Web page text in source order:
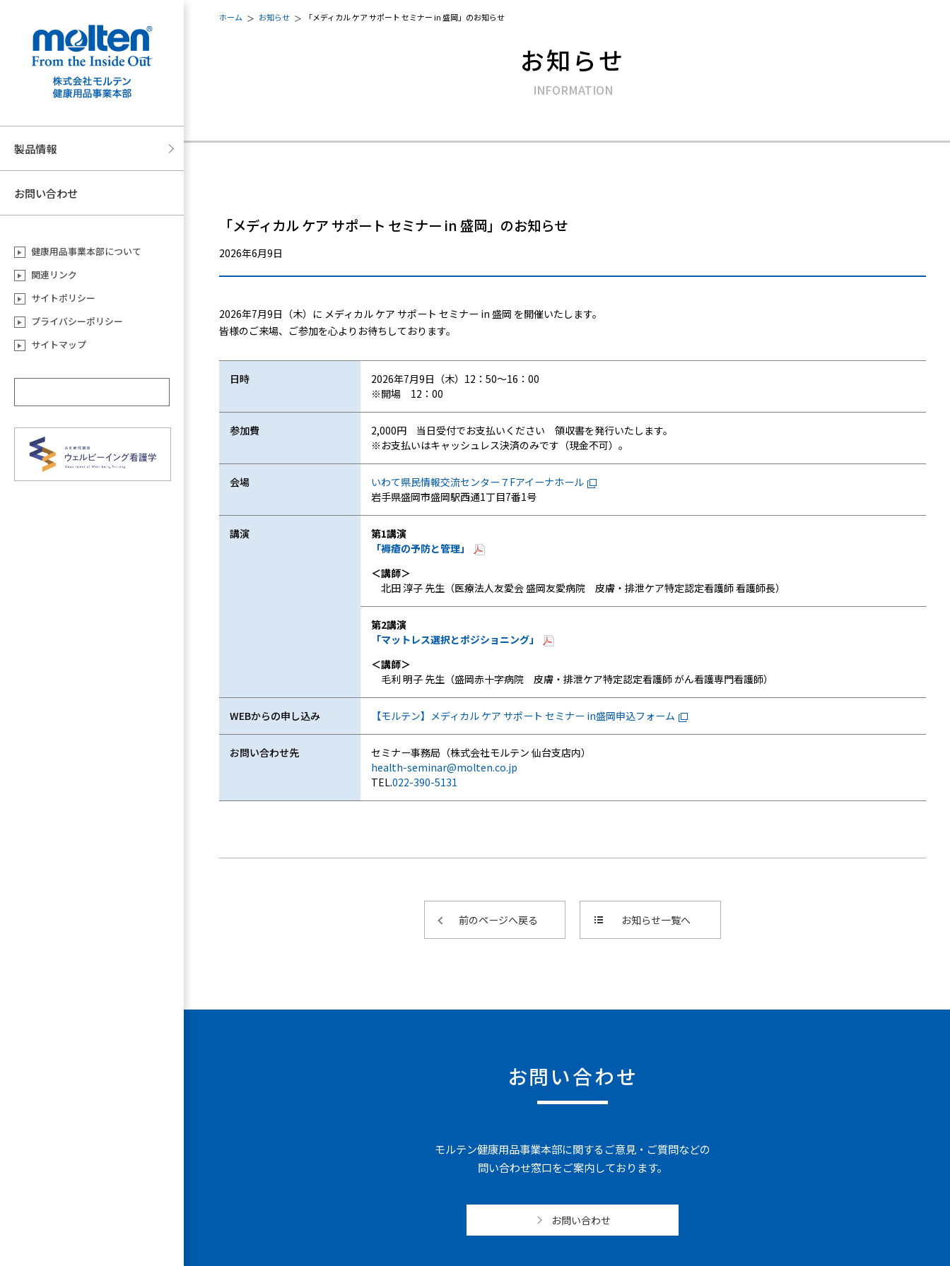
製品情報
お問い合わせ
健康用品事業本部について
関連リンク
サイトポリシー
プライバシーポリシー
サイトマップ
ホーム お知らせ 「メディカル ケア サポート セミナー in 盛岡」のお知らせ
お知らせ
「メディカル ケア サポート セミナー in 盛岡」のお知らせ
2026年6月9日
2026年7月9日（木）に メディカル ケア サポート セミナー in 盛岡 を開催いたします。
皆様のご来場、ご参加を心よりお待ちしております。
日時
2026年7月9日（木）12：50～16：00
※開場 12：00
参加費
2,000円 当日受付でお支払いください 領収書を発行いたします。
※お支払いはキャッシュレス決済のみです（現金不可）。
会場
いわて県民情報交流センター７Fアイーナホール
岩手県盛岡市盛岡駅西通1丁目7番1号
講演
第1講演
「褥瘡の予防と管理」
＜講師＞
北田 淳子 先生（医療法人友愛会 盛岡友愛病院 皮膚・排泄ケア特定認定看護師 看護師長）
第2講演
「マットレス選択とポジショニング」
＜講師＞
毛利 明子 先生（盛岡赤十字病院 皮膚・排泄ケア特定認定看護師 がん看護専門看護師）
WEBからの申し込み 【モルテン】メディカル ケア サポート セミナー in盛岡申込フォーム
お問い合わせ先
セミナー事務局（株式会社モルテン 仙台支店内）
health-seminar@molten.co.jp
TEL.022-390-5131
前のページへ戻る お知らせ一覧へ
お問い合わせ
モルテン健康用品事業本部に関するご意見・ご質問などの
問い合わせ窓口をご案内しております。
お問い合わせ